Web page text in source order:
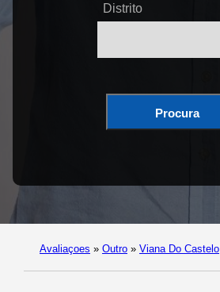
Distrito
Procura
Avaliaçoes » Outro » Viana Do Castelo